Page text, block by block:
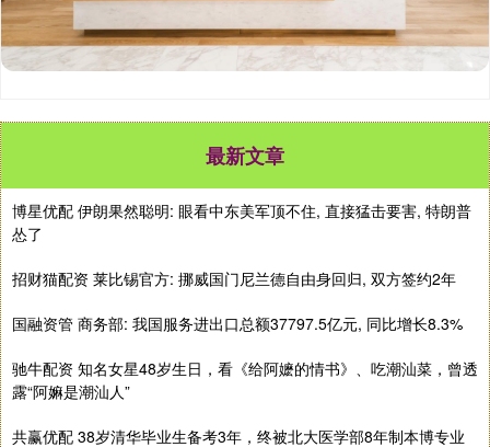
最新文章
博星优配 伊朗果然聪明: 眼看中东美军顶不住, 直接猛击要害, 特朗普
怂了
招财猫配资 莱比锡官方: 挪威国门尼兰德自由身回归, 双方签约2年
国融资管 商务部: 我国服务进出口总额37797.5亿元, 同比增长8.3%
驰牛配资 知名女星48岁生日，看《给阿嬷的情书》、吃潮汕菜，曾透
露“阿嫲是潮汕人”
共赢优配 38岁清华毕业生备考3年，终被北大医学部8年制本博专业